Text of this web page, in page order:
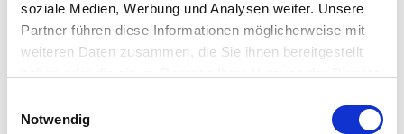
soziale Medien, Werbung und Analysen weiter. Unsere
Partner führen diese Informationen möglicherweise mit
weiteren Daten zusammen, die Sie ihnen bereitgestellt
Notwendig
Koch Immobilien
Händelstr. 11